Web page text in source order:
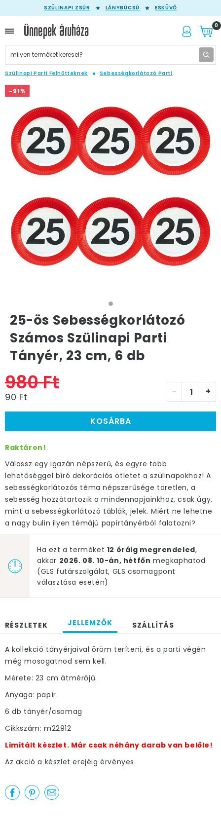
SZÜLINAPI ZSÚR LÁNYBÚCSÚ ESKÜVŐ
0
Szülinapi Parti Felnőtteknek Sebességkorlátozó Parti
-91%
25-ös Sebességkorlátozó
Számos Szülinapi Parti
Tányér, 23 cm, 6 db
980 Ft
90 Ft - +
KOSÁRBA
Raktáron!
Válassz egy igazán népszerű, és egyre több
lehetőséggel bíró dekorációs ötletet a szülinapokhoz! A
sebességkorlátozós téma népszerűsége töretlen, a
sebesség hozzátartozik a mindennapjainkhoz, csak úgy,
mint a sebességkorlátozó táblák, jelek. Miért ne lehetne
a nagy bulin ilyen témájú papírtányérból falatozni?
Ha ezt a terméket 12 óráig megrendeled,
akkor 2026. 08. 10-án, hétfőn megkaphatod
(GLS futárszolgálat, GLS csomagpont
választása esetén)
RÉSZLETEK JELLEMZŐK SZÁLLÍTÁS
A kollekció tányérjaival öröm teríteni, és a parti végén
még mosogatnod sem kell.
Mérete: 23 cm átmérőjű.
Anyaga: papír.
6 db tányér/csomag
Cikkszám: m22912
Limitált készlet. Már csak néhány darab van belőle!
Az akció a készlet erejéig érvényes.